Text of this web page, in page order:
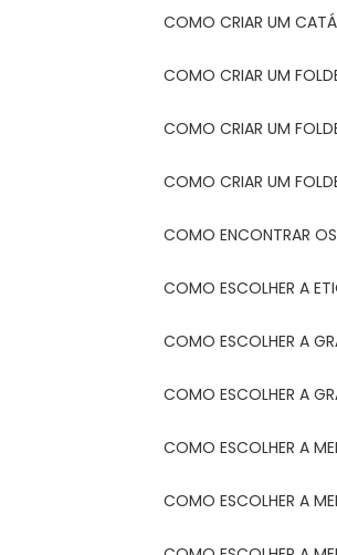
COMO CRIAR UM
COMO CRIAR UM
COMO CRIAR UM
COMO CRIAR UM
COMO ENCONTRAR
COMO ESCOLHER A
COMO ESCOLHER A
COMO ESCOLHER A
COMO ESCOLHER A
COMO ESCOLHER A